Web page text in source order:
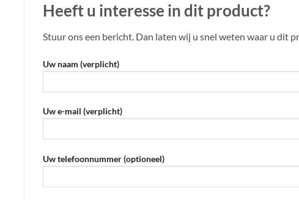
Heeft u interesse in dit product?
Stuur ons een bericht. Dan laten wij u snel weten waar u dit
Uw naam (verplicht)
Uw e-mail (verplicht)
Uw telefoonnummer (optioneel)